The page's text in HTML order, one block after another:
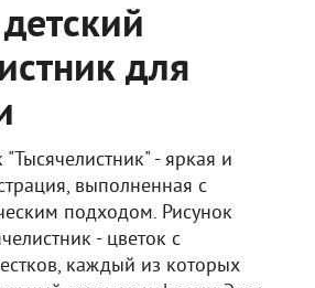
для
- яркая и
выполненная с
подходом. Рисунок
- цветок с
каждый из которых